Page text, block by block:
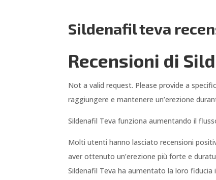
Sildenafil teva
Recensioni di
Not a valid request. Please provide a
raggiungere e mantenere un’erezione
Sildenafil Teva funziona aumentando il
Molti utenti hanno lasciato recensioni
aver ottenuto un’erezione più forte e
Sildenafil Teva ha aumentato la loro fiducia